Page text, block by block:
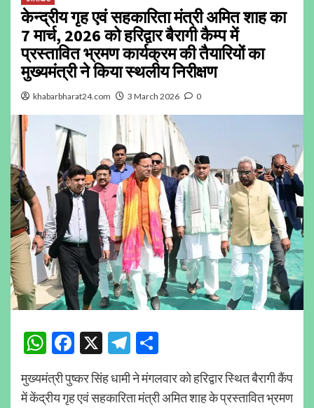
केन्द्रीय गृह एवं सहकारिता मंत्री अमित शाह का
7 मार्च, 2026 को हरिद्वार बैरागी कैम्प में
प्रस्तावित भ्रमण कार्यक्रम की तैयारियों का
मुख्यमंत्री ने किया स्थलीय निरीक्षण
khabarbharat24.com 3 March 2026 0
WhatsApp
Facebook
X Telegram
मुख्यमंत्री पुष्कर सिंह धामी ने मंगलवार को हरिद्वार स्थित बैरागी कैंप
में केंद्रीय गृह एवं सहकारिता मंत्री अमित शाह के प्रस्तावित भ्रमण